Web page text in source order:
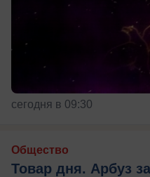
сегодня в 09:30
Общество
Товар дня. Арбуз